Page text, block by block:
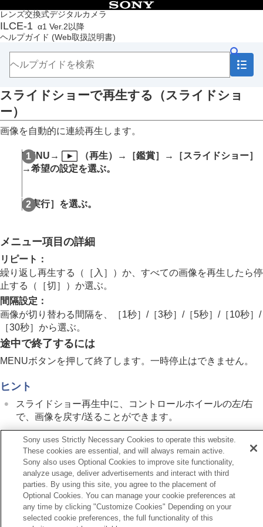
レンズ交換式デジタルカメラ
ILCE-1 α1 Ver.2以降
ヘルプガイド (Web取扱説明書)
目次
トップページ
ヘルプガイドの使いかた
本体と付属品を確認する
本機の基本操作
準備/基本的な撮影
MENU一覧から機能を探す
撮影機能を活用する
再生する
この章の目次
複数メディアの表示設定
拡大の初期倍率
記録画像を自動的に回転させる（
記録画像の
回転表示
）
動画を再生する
4ch音声のモニタリング
（動画）
スライドショーで再生する（
ー）
インターバル再生速度
画像間をジャンプ移動する方法を設定する（
送り設定
撮影した画像を保護する（ プロテクト
画像に情報を追加する
トリミング
動画から静止画を切り出す
メモリーカード間で画像をコピーする（コピー ）
画像を削除する
テレビと接続して画像を見る
カメラの設定を変更する
スマートフォンでできること
スライドショーで再生する（スライドショ
ー）
画像を自動的に連続再生します。
MENU → （再生）→ ［鑑賞］ →
［スライドショー］
→希望の設定を選ぶ。
［実行］ を選ぶ。
メニュー項目の詳細
リピート ：
繰り返し再生する（
［入］
）か、すべての画像を再生したら停
止する（
［切］
）か選ぶ。
間隔設定 ：
画像が切り替わる間隔を、
［1秒］ /［3秒］ /［5秒］ /［10秒］ /
［30秒］ から選ぶ。
途中で終了するには
MENUボタンを押して終了します。一時停止はできません。
ヒント
スライドショー再生中に、コントロールホイールの左/右
で、画像を戻す/送ることができます。
音声のモニタリング（動画）
次へ
インターバル連続
Sony uses Strictly Necessary Cookies to operate this website.
These cookies are essential, and will always remain active.
Sony also uses Optional Cookies to improve site functionality,
analyze usage, deliver advertisements and interact with third
parties. By using this site, you agree to the placement of
Optional Cookies. You can manage your cookie preferences at
any time by clicking "Customize Cookies" Depending on your
selected cookie preferences, the full functionality of this